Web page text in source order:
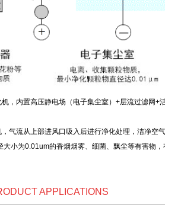
内置高压静电场（电子集尘室）+层流过滤网+活性
流从上部进风口吸入后进行净化处理，洁净空气从
大小为0.01um的香烟烟雾、细菌、飘尘等有害物，有
APPLICATIONS